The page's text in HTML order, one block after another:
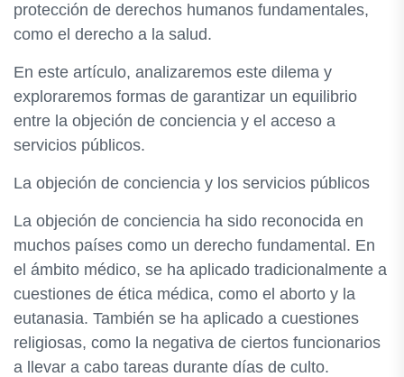
protección de derechos humanos fundamentales,
como el derecho a la salud.
En este artículo, analizaremos este dilema y
exploraremos formas de garantizar un equilibrio
entre la objeción de conciencia y el acceso a
servicios públicos.
La objeción de conciencia y los servicios públicos
La objeción de conciencia ha sido reconocida en
muchos países como un derecho fundamental. En
el ámbito médico, se ha aplicado tradicionalmente a
cuestiones de ética médica, como el aborto y la
eutanasia. También se ha aplicado a cuestiones
religiosas, como la negativa de ciertos funcionarios
a llevar a cabo tareas durante días de culto.